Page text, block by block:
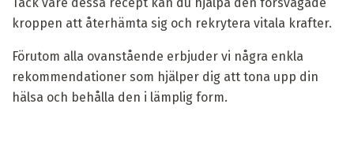
kroppen att återhämta sig och rekrytera vitala krafter.
Förutom alla ovanstående erbjuder vi några enkla
rekommendationer som hjälper dig att tona upp din
hälsa och behålla den i lämplig form.